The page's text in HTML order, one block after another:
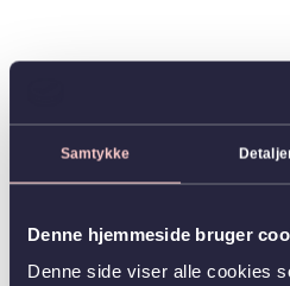
Samtykke
Denne hjemmeside bruger
Denne side viser alle cookies